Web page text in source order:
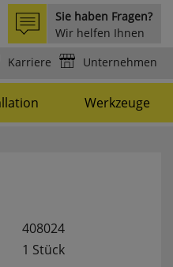
Sie haben Fragen?
Wir helfen Ihnen
Unternehmen
Karriere
Werkzeuge
408024
1 Stück